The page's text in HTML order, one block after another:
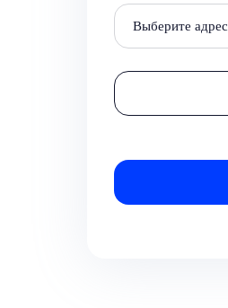
Выберите адрес